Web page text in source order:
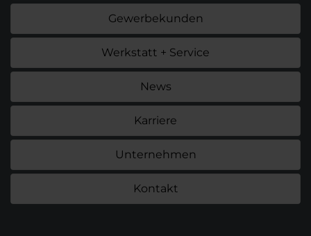
Gewerbekunden
Werkstatt + Service
News
Karriere
Unternehmen
Kontakt